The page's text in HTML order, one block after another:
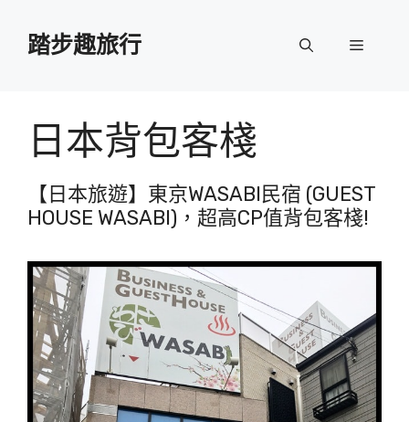
踏步趣旅行 選
日本背包客棧
【日本旅遊】東京WASABI民宿 (GUEST
HOUSE WASABI)，超高CP值背包客棧!